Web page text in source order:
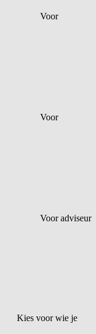
Voor
Voor
Voor adviseur
Kies voor wie je